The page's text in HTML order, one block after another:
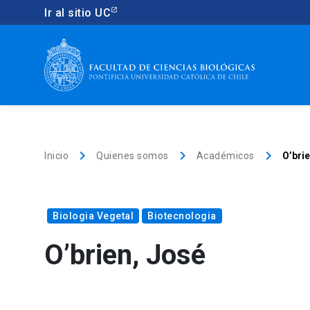
Ir al sitio UC
Inicio keyboard_arrow_right Quienes somos keyboard_arrow_right Académicos keyboard_arrow_right
Biologia Vegetal Biotecnologia
O’brien, José